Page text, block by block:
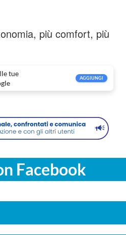
più comfort, più
tue
AGGIUNGI
Facebook